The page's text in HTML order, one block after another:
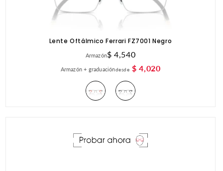
Lente Oftálmico Ferrari FZ7001 Negro
ArmazónPrecio
habitual
$ 4,540
Armazón + graduacióndesde $ 4,020